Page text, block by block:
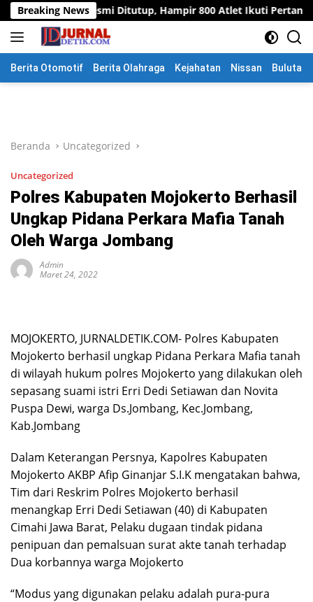
Langsung
ke
konten
Breaking News
Ditutup, Hampir 800 Atlet Ikuti Pertandingan
Berita Otomotif Berita Olahraga Kejahatan Nissan
Beranda Uncategorized
Uncategorized
Polres Kabupaten Mojokerto Berhasil
Ungkap Pidana Perkara Mafia Tanah
Oleh Warga Jombang
Admin
Maret 24, 2022
MOJOKERTO, JURNALDETIK.COM- Polres Kabupaten
Mojokerto berhasil ungkap Pidana Perkara Mafia tanah
di wilayah hukum polres Mojokerto yang dilakukan oleh
sepasang suami istri Erri Dedi Setiawan dan Novita
Puspa Dewi, warga Ds.Jombang, Kec.Jombang,
Kab.Jombang
Dalam Keterangan Persnya, Kapolres Kabupaten
Mojokerto AKBP Afip Ginanjar S.I.K mengatakan bahwa,
Tim dari Reskrim Polres Mojokerto berhasil
menangkap Erri Dedi Setiawan (40) di Kabupaten
Cimahi Jawa Barat, Pelaku dugaan tindak pidana
penipuan dan pemalsuan surat akte tanah terhadap
Dua korbannya warga Mojokerto
“Modus yang digunakan pelaku adalah pura-pura